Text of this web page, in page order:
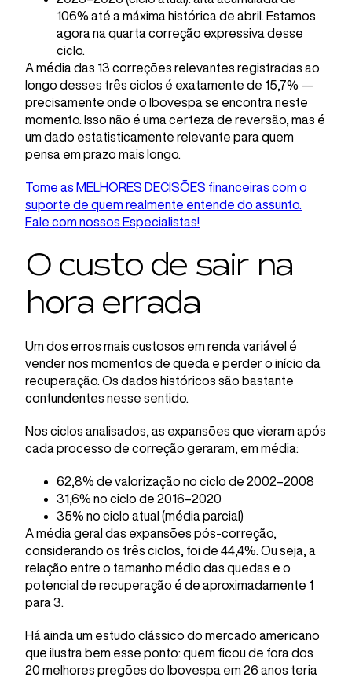
106% até a máxima histórica de abril. Estamos
agora na quarta correção expressiva desse
ciclo.
A média das 13 correções relevantes registradas ao
longo desses três ciclos é exatamente de 15,7% —
precisamente onde o Ibovespa se encontra neste
momento. Isso não é uma certeza de reversão, mas é
um dado estatisticamente relevante para quem
pensa em prazo mais longo.
Tome as MELHORES DECISÕES financeiras com o
suporte de quem realmente entende do assunto.
Fale com nossos Especialistas!
O custo de sair na
hora errada
Um dos erros mais custosos em renda variável é
vender nos momentos de queda e perder o início da
recuperação. Os dados históricos são bastante
contundentes nesse sentido.
Nos ciclos analisados, as expansões que vieram após
cada processo de correção geraram, em média:
62,8% de valorização no ciclo de 2002–2008
31,6% no ciclo de 2016–2020
35% no ciclo atual (média parcial)
A média geral das expansões pós-correção,
considerando os três ciclos, foi de 44,4%. Ou seja, a
relação entre o tamanho médio das quedas e o
potencial de recuperação é de aproximadamente 1
para 3.
Há ainda um estudo clássico do mercado americano
que ilustra bem esse ponto: quem ficou de fora dos
20 melhores pregões do Ibovespa em 26 anos teria